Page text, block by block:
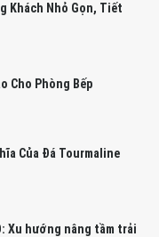
Khách Nhỏ Gọn, Tiết
Cho Phòng Bếp
Của Đá Tourmaline
Xu hướng nâng tầm trải